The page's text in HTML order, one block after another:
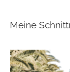
Meine